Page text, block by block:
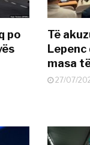
po
Të
Lepenc
masa
27/07/